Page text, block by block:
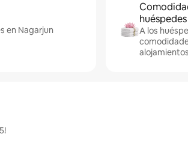
en Nagarjun
huéspedes
A los